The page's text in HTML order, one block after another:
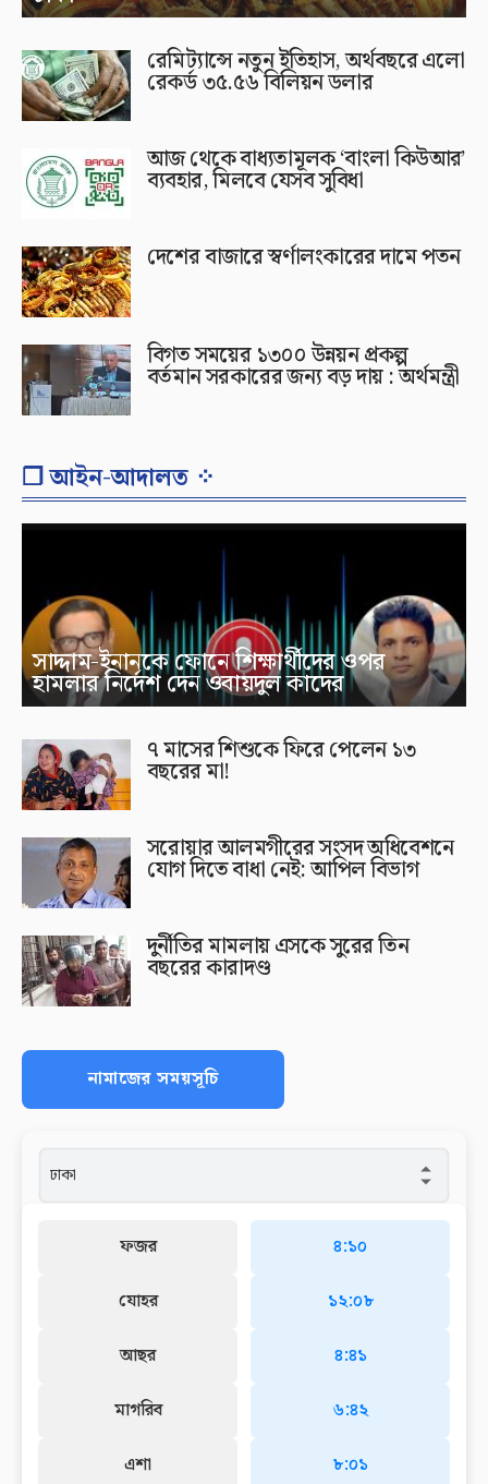
রেমিট্যান্সে নতুন ইতিহাস, অর্থবছরে এলো
রেকর্ড ৩৫.৫৬ বিলিয়ন ডলার
আজ থেকে বাধ্যতামূলক ‘বাংলা কিউআর’
ব্যবহার, মিলবে যেসব সুবিধা
দেশের বাজারে স্বর্ণালংকারের দামে পতন
বিগত সময়ের ১৩০০ উন্নয়ন প্রকল্প
বর্তমান সরকারের জন্য বড় দায় : অর্থমন্ত্রী
❐ আইন-আদালত ⁘
সাদ্দাম-ইনানকে ফোনে শিক্ষার্থীদের ওপর
হামলার নির্দেশ দেন ওবায়দুল কাদের
৭ মাসের শিশুকে ফিরে পেলেন ১৩
বছরের মা!
সরোয়ার আলমগীরের সংসদ অধিবেশনে
যোগ দিতে বাধা নেই: আপিল বিভাগ
দুর্নীতির মামলায় এসকে সুরের তিন
বছরের কারাদণ্ড
নামাজের সময়সূচি
ফজর
যোহর
আছর
মাগরিব
এশা
৪:১০
১২:০৮
৪:৪১
৬:৪২
৮:০১